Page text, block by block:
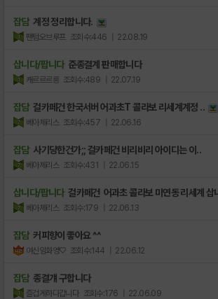
잡담 계정 정리합니다.
팬텀오브루프 조회수:446 | 22.08.19
삽니다/팝니다 준종결계 판매합니다
캐르르르릉 조회수:489 | 22.07.19
잡담 걸카페건 한국서버 어과초T 콜라보 리세계계정 ..
베아체리스 조회수:457 | 22.06.16
잡담 사기당한건가;; 걸카페건 비리비리 아이디는 이..
베아체리스 조회수:431 | 22.06.15
삽니다/팝니다 걸카페건 어과초 콜라보 미연동 리세계 삽
베아체리스 조회수:179 | 22.06.13
잡담 커피향이 좋아요 ^^
여신임화영♡ 조회수:144 | 22.06.12
잡담 종결걔 구합니다
즐겁게하다갑니다 조회수:176 | 22.06.09